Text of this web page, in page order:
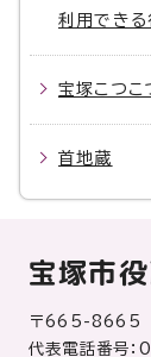
利用できる
宝塚こつ
首地蔵
宝塚市
〒665-8665
代表電話番号